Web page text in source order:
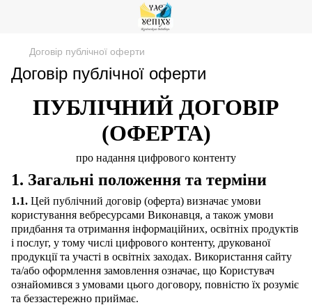
Договір публічної оферти
Договір публічної оферти
ПУБЛІЧНИЙ ДОГОВІР
(ОФЕРТА)
про надання цифрового контенту
1. Загальні положення та терміни
1.1. Цей публічний договір (оферта) визначає умови
користування вебресурсами Виконавця, а також умови
придбання та отримання інформаційних, освітніх продуктів
і послуг, у тому числі цифрового контенту, друкованої
продукції та участі в освітніх заходах. Використання сайту
та/або оформлення замовлення означає, що Користувач
ознайомився з умовами цього договору, повністю їх розуміє
та беззастережно приймає.